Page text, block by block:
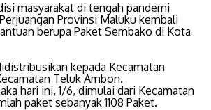
masyarakat di tengah pandemi
Provinsi Maluku kembali
berupa Paket Sembako di Kota
kepada Kecamatan
Teluk Ambon.
hari ini, 1/6, dimulai dari Kecamatan
paket sebanyak 1108 Paket.